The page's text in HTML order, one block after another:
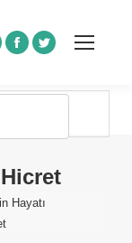
Facebook
Twitter
Hayatı